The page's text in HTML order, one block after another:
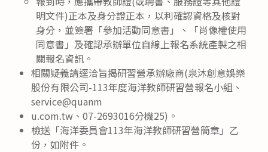
明文件)正本及身分證正本，以利確認資格及核對
身分，並簽署「參加活動同意書」、「肖像權使用
同意書」及確認承辦單位自線上報名系統產製之相
關報名資訊。
相關疑義請逕洽旨揭研習營承辦廠商(泉沐創意娛樂
股份有限公司-113年度海洋教師研習營報名小組、
service@quanm
u.com.tw、07-2693016分機25)。
檢送「海洋委員會113年海洋教師研習營簡章」乙
份，如附件。